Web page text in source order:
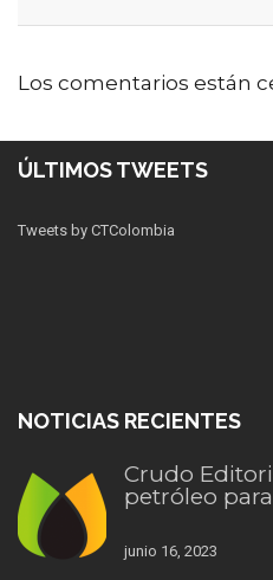
Los comentarios están
ÚLTIMOS TWEETS
Tweets by CTColombia
NOTICIAS RECIENTES
Crudo
petróleo
junio 16, 2023